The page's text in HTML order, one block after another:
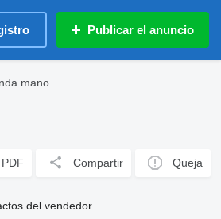
Publicar el anuncio
mano
PDF Compartir Queja
del vendedor